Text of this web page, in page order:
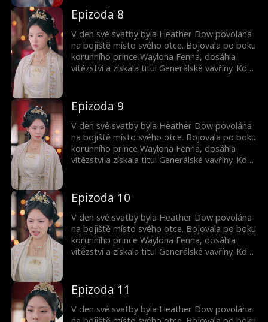
Navíc poslal její chudou sestru jako konkubínu.
Poháněna zradou se Heather vydala na cestu
pomsty. Zatímco obrátila Joshův svět vzhůru
nohama, v temnotě na ni a Waylona čekaly
ještě temnější intriky.
Epizoda 8
V den své svatby byla Heather Dow povolána
na bojiště místo svého otce. Bojovala po boku
korunního prince Waylona Fenna, dosáhla
vítězství a získala titul Generálské vavříny. Když
Navíc poslal její chudou sestru jako konkubínu.
Poháněna zradou se Heather vydala na cestu
pomsty. Zatímco obrátila Joshův svět vzhůru
nohama, v temnotě na ni a Waylona čekaly
ještě temnější intriky.
Epizoda 9
V den své svatby byla Heather Dow povolána
na bojiště místo svého otce. Bojovala po boku
korunního prince Waylona Fenna, dosáhla
vítězství a získala titul Generálské vavříny. Když
Navíc poslal její chudou sestru jako konkubínu.
Poháněna zradou se Heather vydala na cestu
pomsty. Zatímco obrátila Joshův svět vzhůru
nohama, v temnotě na ni a Waylona čekaly
ještě temnější intriky.
Epizoda 10
V den své svatby byla Heather Dow povolána
na bojiště místo svého otce. Bojovala po boku
korunního prince Waylona Fenna, dosáhla
vítězství a získala titul Generálské vavříny. Když
Navíc poslal její chudou sestru jako konkubínu.
Poháněna zradou se Heather vydala na cestu
pomsty. Zatímco obrátila Joshův svět vzhůru
nohama, v temnotě na ni a Waylona čekaly
Epizoda 11
V den své svatby byla Heather Dow povolána